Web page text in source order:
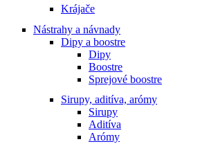
Krájače
Nástrahy a návnady
Dipy a boostre
Dipy
Boostre
Sprejové boostre
Sirupy, aditíva, arómy
Sirupy
Aditíva
Arómy